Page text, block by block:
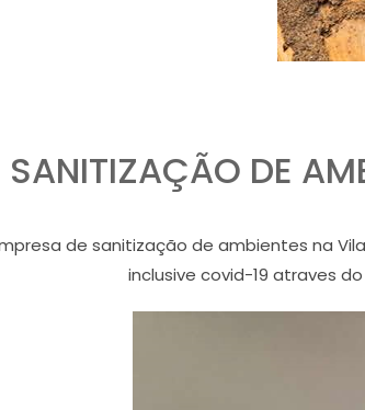
SANITIZAÇÃO DE
de sanitização de ambientes na
inclusive covid-19 atraves